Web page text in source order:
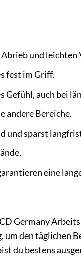
und leichten
fest im Griff.
auch bei
andere Bereiche.
und sparst
eine
Germany
den täglichen
du bestens